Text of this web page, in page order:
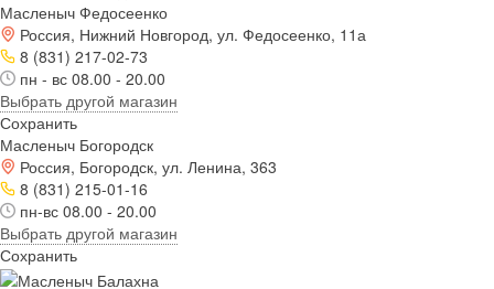
Масленыч Федосеенко
Россия, Нижний Новгород, ул. Федосеенко, 11а
8 (831) 217-02-73
пн - вс 08.00 - 20.00
Выбрать другой магазин
Сохранить
Масленыч Богородск
Россия, Богородск, ул. Ленина, 363
8 (831) 215-01-16
пн-вс 08.00 - 20.00
Выбрать другой магазин
Сохранить